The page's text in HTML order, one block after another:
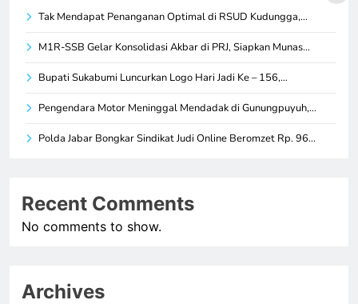
Tak Mendapat Penanganan Optimal di RSUD Kudungga,…
M1R-SSB Gelar Konsolidasi Akbar di PRJ, Siapkan Munas…
Bupati Sukabumi Luncurkan Logo Hari Jadi Ke – 156,…
Pengendara Motor Meninggal Mendadak di Gunungpuyuh,…
Polda Jabar Bongkar Sindikat Judi Online Beromzet Rp. 96…
Recent Comments
No comments to show.
Archives